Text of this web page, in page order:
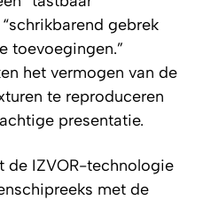
gebrek
toevoegingen.”
het vermogen van de
te reproduceren
presentatie.
de IZVOR-technologie
met de